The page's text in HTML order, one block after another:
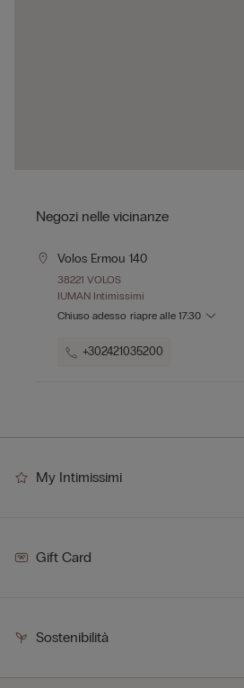
Negozi nelle vicinanze
Volos Ermou 140
38221 VOLOS
IUMAN Intimissimi
Chiuso adesso riapre alle 17:30
+302421035200
My Intimissimi
Gift Card
Sostenibilità